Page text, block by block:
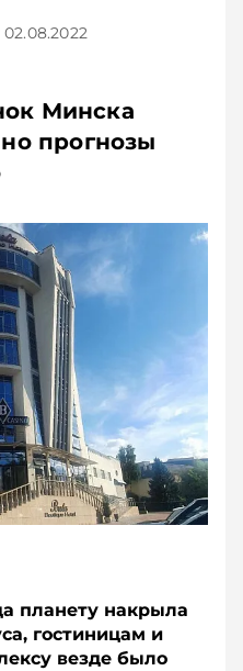
02.08.2022
Минска
прогнозы
планету накрыла
гостиницам и
везде было